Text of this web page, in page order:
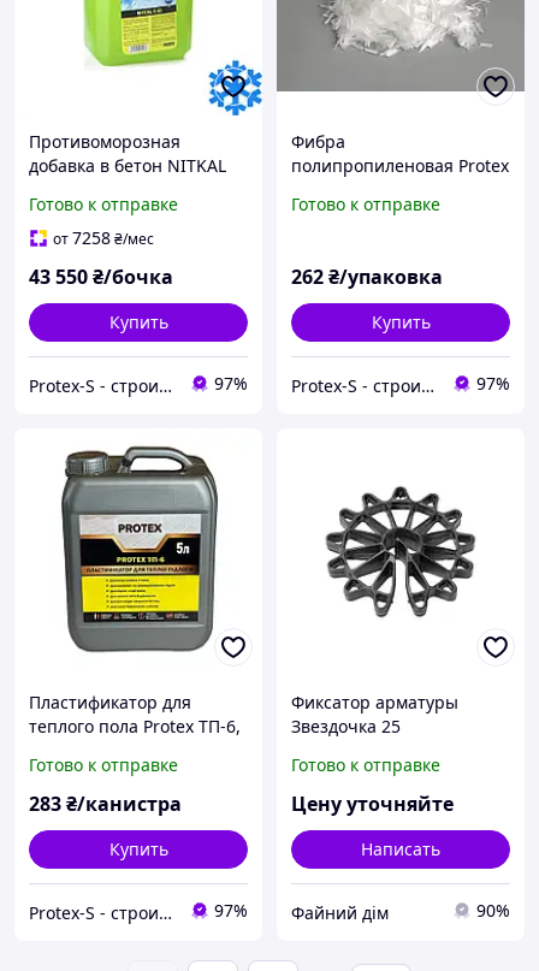
Противоморозная
добавка в бетон NITKAL
Готово к отправке
от7258₴/мес
43 550₴/бочка
Купить
Protex-S - строительный интернет-магазин 97%
Фибра
полипропиленовая Protex
Готово к отправке
262₴/упаковка
Купить
Protex-S - строительный интернет-магазин 97%
Пластификатор для
теплого пола Protex ТП-6,
Готово к отправке
283₴/канистра
Купить
Protex-S - строительный интернет-магазин 97%
Фиксатор арматуры
Звездочка 25
Готово к отправке
Цену уточняйте
Написать
Файний дім 90%